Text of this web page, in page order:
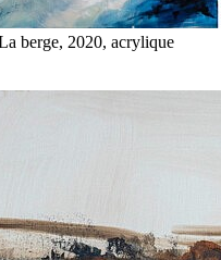
berge, 2020, acrylique